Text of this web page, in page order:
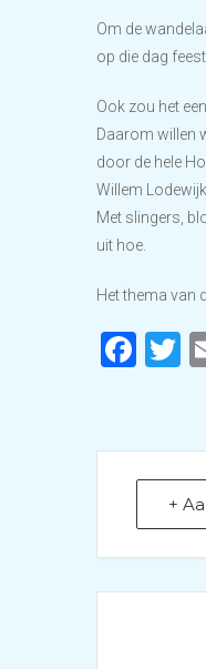
Om de
op die dag
Ook zou het
Daarom willen
door de hele
Willem
Met slingers,
uit hoe.
Het thema van
+